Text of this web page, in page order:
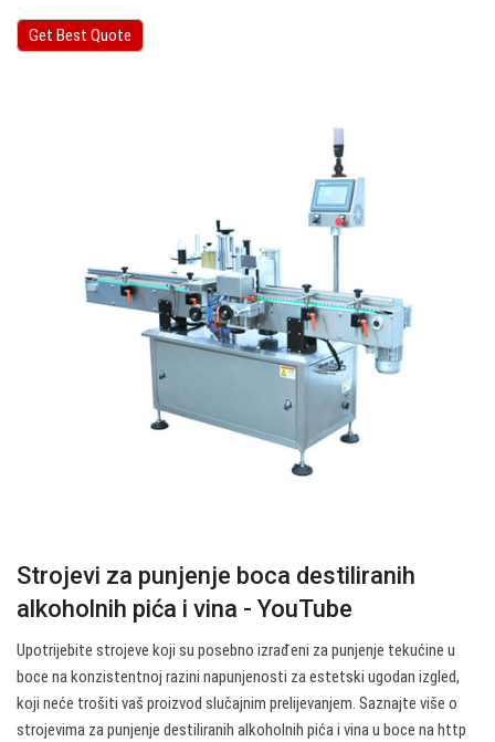
Get Best Quote
Strojevi za punjenje boca destiliranih
alkoholnih pića i vina - YouTube
Upotrijebite strojeve koji su posebno izrađeni za punjenje tekućine u
boce na konzistentnoj razini napunjenosti za estetski ugodan izgled,
koji neće trošiti vaš proizvod slučajnim prelijevanjem. Saznajte više o
strojevima za punjenje destiliranih alkoholnih pića i vina u boce na http